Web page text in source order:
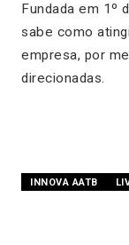
Fundada em 1º
sabe como
empresa, por
direcionadas.
INNOVA AATB